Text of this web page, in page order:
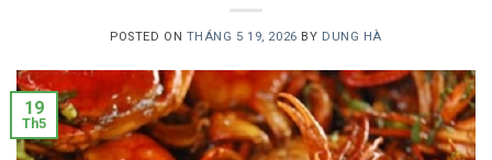
POSTED ON THÁNG 5 19, 2026 BY DUNG HÀ
19
Th5